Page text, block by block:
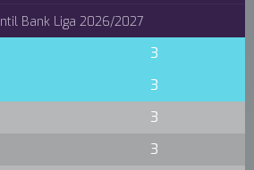
Bank Liga 2026/2027
3
3
3
3